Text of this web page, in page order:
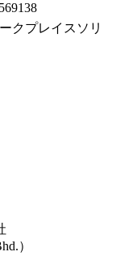
クプレイスソリ
）